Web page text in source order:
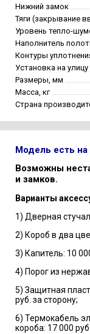
Нижний замок
Тяги (закрывание
Уровень тепло-
Наполнитель
Контуры
Установка на улицу
Размеры, мм
Масса, кг
Страна
Модель есть на
Возможны
и замков.
Варианты
1) Дверная
2) Короб в два
3) Капитель: 10
4) Порог из
5) Защитная
руб. за сторону;
6) Термокабель
короба: 17 000